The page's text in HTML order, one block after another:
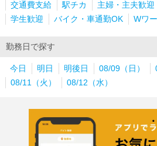
交通費支給
駅チカ 主婦・主夫歓迎
学生歓迎
バイク・車通勤OK Wワ
勤務日で探す
今日 明日 明後日 08/09（日）
08/11（火）
08/12（水）